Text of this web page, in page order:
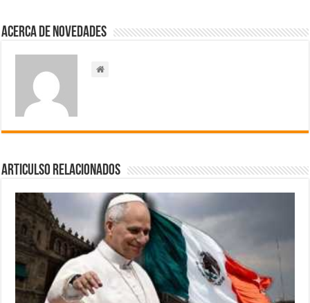
Acerca de NOVEDADES
Articulso Relacionados